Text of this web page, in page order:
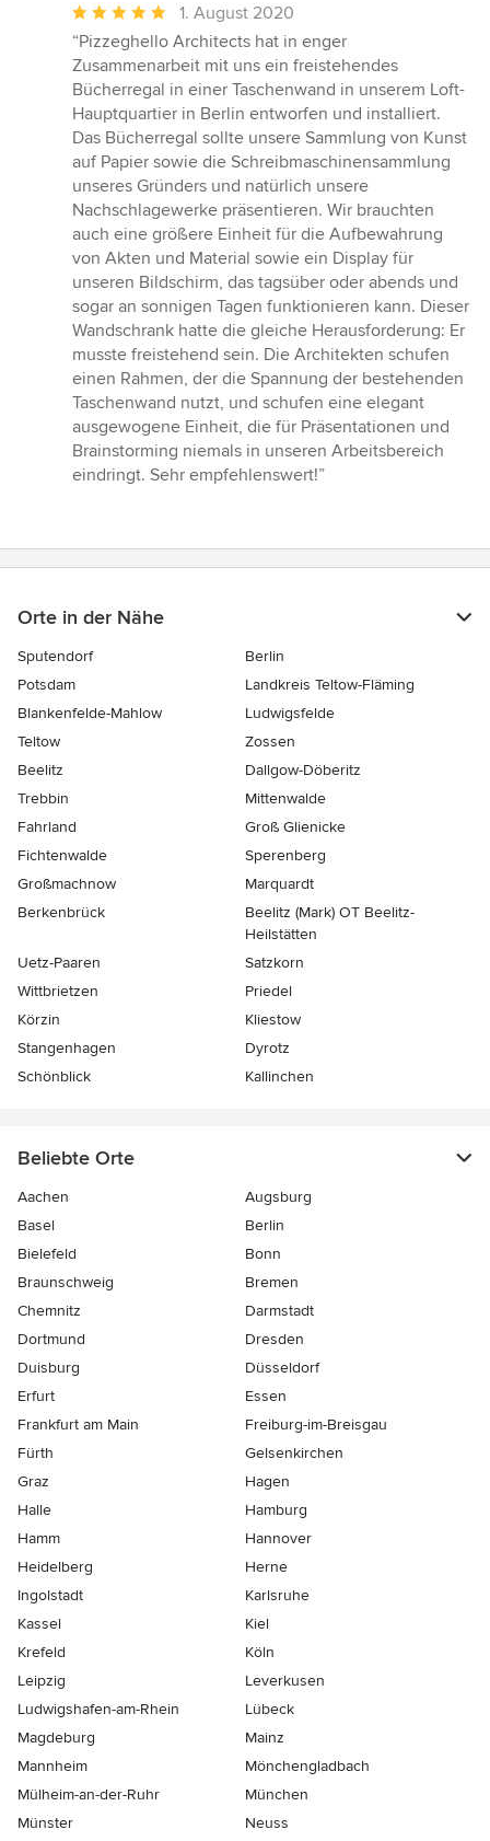
Durchschnittliche
Bewertung:
5
von
5
Sternen
1. August 2020
“Pizzeghello Architects hat in enger
Zusammenarbeit mit uns ein freistehendes
Bücherregal in einer Taschenwand in unserem Loft-
Hauptquartier in Berlin entworfen und installiert.
Das Bücherregal sollte unsere Sammlung von Kunst
auf Papier sowie die Schreibmaschinensammlung
unseres Gründers und natürlich unsere
Nachschlagewerke präsentieren. Wir brauchten
auch eine größere Einheit für die Aufbewahrung
von Akten und Material sowie ein Display für
unseren Bildschirm, das tagsüber oder abends und
sogar an sonnigen Tagen funktionieren kann. Dieser
Wandschrank hatte die gleiche Herausforderung: Er
musste freistehend sein. Die Architekten schufen
einen Rahmen, der die Spannung der bestehenden
Taschenwand nutzt, und schufen eine elegant
ausgewogene Einheit, die für Präsentationen und
Brainstorming niemals in unseren Arbeitsbereich
eindringt. Sehr empfehlenswert!”
Orte in der Nähe
Sputendorf
Berlin
Potsdam
Landkreis Teltow-Fläming
Blankenfelde-Mahlow
Ludwigsfelde
Teltow
Zossen
Beelitz
Dallgow-Döberitz
Trebbin
Mittenwalde
Fahrland
Groß Glienicke
Fichtenwalde
Sperenberg
Großmachnow
Marquardt
Berkenbrück
Beelitz (Mark) OT Beelitz-
Heilstätten
Uetz-Paaren
Satzkorn
Wittbrietzen
Priedel
Körzin
Kliestow
Stangenhagen
Dyrotz
Schönblick
Kallinchen
Beliebte Orte
Aachen
Augsburg
Basel
Berlin
Bielefeld
Bonn
Braunschweig
Bremen
Chemnitz
Darmstadt
Dortmund
Dresden
Duisburg
Düsseldorf
Erfurt
Essen
Frankfurt am Main
Freiburg-im-Breisgau
Fürth
Gelsenkirchen
Graz
Hagen
Halle
Hamburg
Hamm
Hannover
Heidelberg
Herne
Ingolstadt
Karlsruhe
Kassel
Kiel
Krefeld
Köln
Leipzig
Leverkusen
Ludwigshafen-am-Rhein
Lübeck
Magdeburg
Mainz
Mannheim
Mönchen­gladbach
Mülheim-an-der-Ruhr
München
Münster
Neuss